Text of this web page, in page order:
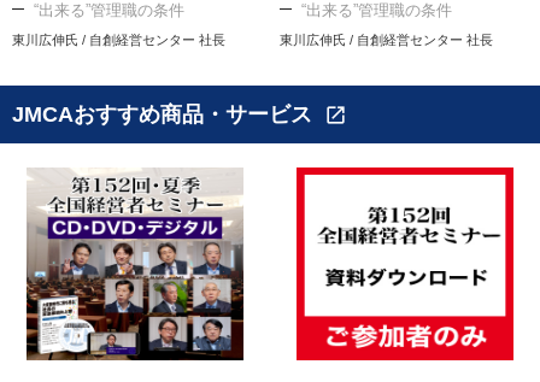
“出来る”管理職の条件
東川広伸氏 / 自創経営センター 社長
“出来る”管理職の条件
東川広伸氏 / 自創経営センター 社長
JMCAおすすめ商品・サービス open_in_new